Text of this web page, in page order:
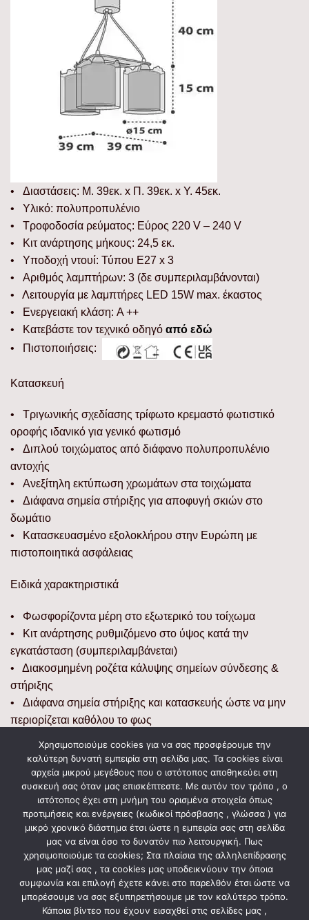
• Διαστάσεις: Μ. 39εκ. x Π. 39εκ. x Υ. 45εκ.
• Υλικό: πολυπροπυλένιο
• Τροφοδοσία ρεύματος: Εύρος 220 V – 240 V
• Κιτ ανάρτησης μήκους: 24,5 εκ.
• Υποδοχή ντουί: Τύπου E27 x 3
• Αριθμός λαμπτήρων: 3 (δε συμπεριλαμβάνονται)
• Λειτουργία με λαμπτήρες LED 15W max. έκαστος
• Ενεργειακή κλάση: A ++
• Κατεβάστε τον τεχνικό οδηγό από εδώ
• Πιστοποιήσεις:
Κατασκευή
• Τριγωνικής σχεδίασης τρίφωτο κρεμαστό φωτιστικό
οροφής ιδανικό για γενικό φωτισμό
• Διπλού τοιχώματος από διάφανο πολυπροπυλένιο
αντοχής
• Ανεξίτηλη εκτύπωση χρωμάτων στα τοιχώματα
• Διάφανα σημεία στήριξης για αποφυγή σκιών στο
δωμάτιο
• Κατασκευασμένο εξολοκλήρου στην Ευρώπη με
πιστοποιητικά ασφάλειας
Ειδικά χαρακτηριστικά
• Φωσφορίζοντα μέρη στο εξωτερικό του τοίχωμα
• Κιτ ανάρτησης ρυθμιζόμενο στο ύψος κατά την
εγκατάσταση (συμπεριλαμβάνεται)
• Διακοσμημένη ροζέτα κάλυψης σημείων σύνδεσης &
στήριξης
• Διάφανα σημεία στήριξης και κατασκευής ώστε να μην
περιορίζεται καθόλου το φως
Διαστάσεις
• Προϊόντος: Μ. 39 x Π. 39 x Υ. 45 (εκατοστά)
• Συσκευασίας: 34 x 32 x 22 (εκατοστά)
• Βάρος σε συσκευασία: 0,921 kg
ΣΧΕΤΙΚΆ ΠΡΟΪΌΝΤΑ
Χρησιμοποιούμε cookies για να σας προσφέρουμε την
καλύτερη δυνατή εμπειρία στη σελίδα μας. Τα cookies είναι
αρχεία μικρού μεγέθους που ο ιστότοπος αποθηκεύει στη
συσκευή σας όταν μας επισκέπτεστε. Με αυτόν τον τρόπο , ο
ιστότοπος έχει στη μνήμη του ορισμένα στοιχεία όπως
προτιμήσεις και ενέργειες (κωδικοί πρόσβασης , γλώσσα ) για
μικρό χρονικό διάστημα έτσι ώστε η εμπειρία σας στη σελίδα
μας να είναι όσο το δυνατόν πιο λειτουργική. Πως
χρησιμοποιούμε τα cookies; Στα πλαίσια της αλληλεπίδρασης
μας μαζί σας , τα cookies μας υποδεικνύουν την όποια
συμφωνία και επιλογή έχετε κάνει στο παρελθόν έτσι ώστε να
μπορέσουμε να σας εξυπηρετήσουμε με τον καλύτερο τρόπο.
Κάποια βίντεο που έχουν εισαχθεί στις σελίδες μας ,